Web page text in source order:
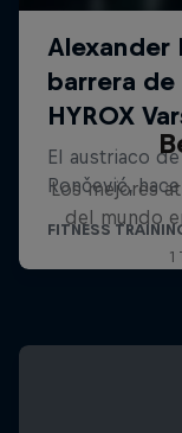
Los mejores
del mundo
1